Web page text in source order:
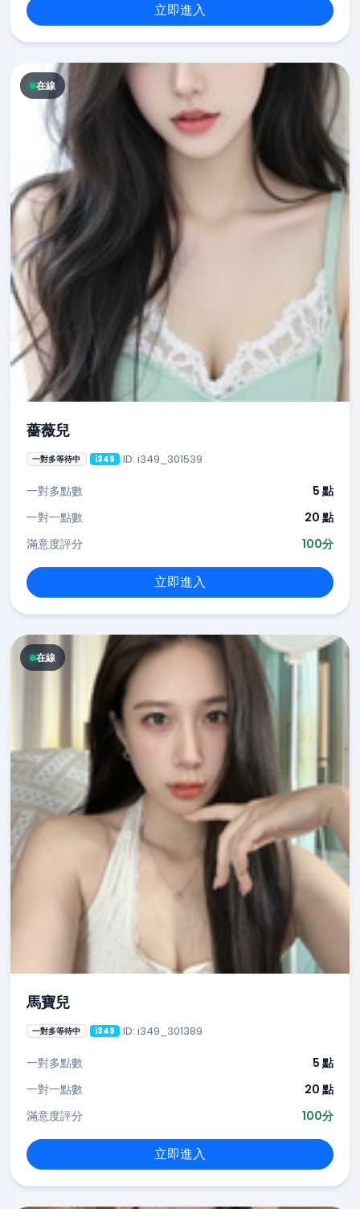
立即進入
在線
薔薇兒
一對多等待中 i349 ID: i349_301539
一對多點數
5 點
一對一點數
20 點
滿意度評分
100分
立即進入
在線
馬寶兒
一對多等待中 i349 ID: i349_301389
一對多點數
5 點
一對一點數
20 點
滿意度評分
100分
立即進入